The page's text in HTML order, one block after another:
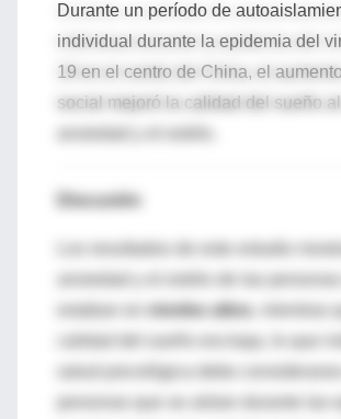
Durante un período de
individual durante la epidemia del
19 en el centro de China, el
social mejoró la calidad del sueño
Discusión
niveles altos
calidad del sueño era baja, lo que
salud psicológica debe considerarse